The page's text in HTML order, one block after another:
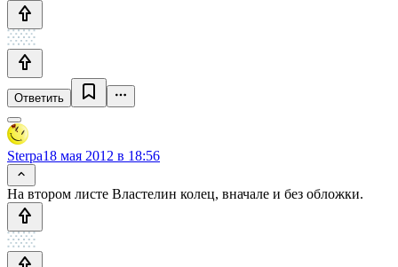
Ответить
Sterpa18 мая 2012 в 18:56
На втором листе Властелин колец, вначале и без обложки.